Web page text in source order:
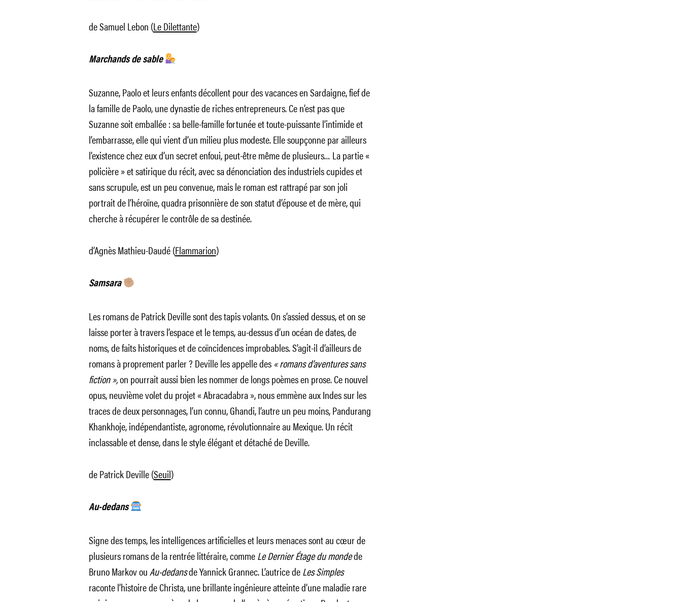
de Samuel Lebon (Le Dilettante)
Marchands de sable
Suzanne, Paolo et leurs enfants décollent pour des vacances en Sardaigne, fief de
la famille de Paolo, une dynastie de riches entrepreneurs. Ce n’est pas que
Suzanne soit emballée : sa belle-famille fortunée et toute-puissante l’intimide et
l’embarrasse, elle qui vient d’un milieu plus modeste. Elle soupçonne par ailleurs
l’existence chez eux d’un secret enfoui, peut-être même de plusieurs… La partie «
policière » et satirique du récit, avec sa dénonciation des industriels cupides et
sans scrupule, est un peu convenue, mais le roman est rattrapé par son joli
portrait de l’héroïne, quadra prisonnière de son statut d’épouse et de mère, qui
cherche à récupérer le contrôle de sa destinée.
d’Agnès Mathieu-Daudé (Flammarion)
Samsara
Les romans de Patrick Deville sont des tapis volants. On s’assied dessus, et on se
laisse porter à travers l’espace et le temps, au-dessus d’un océan de dates, de
noms, de faits historiques et de coïncidences improbables. S’agit-il d’ailleurs de
romans à proprement parler ? Deville les appelle des « romans d’aventures sans
fiction »,on pourrait aussi bien les nommer de longs poèmes en prose. Ce nouvel
opus, neuvième volet du projet « Abracadabra », nous emmène aux Indes sur les
traces de deux personnages, l’un connu, Ghandi, l’autre un peu moins, Pandurang
Khankhoje, indépendantiste, agronome, révolutionnaire au Mexique. Un récit
inclassable et dense, dans le style élégant et détaché de Deville.
de Patrick Deville (Seuil)
Au-dedans
Signe des temps, les intelligences artificielles et leurs menaces sont au cœur de
plusieurs romans de la rentrée littéraire, commeLe Dernier Étage du mondede
Bruno Markov ouAu-dedansde Yannick Grannec. L’autrice deLes Simples
raconte l’histoire de Christa, une brillante ingénieure atteinte d’une maladie rare